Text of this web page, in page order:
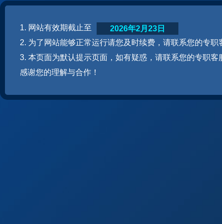
1. 网站有效期截止至
2. 为了网站能够正常运行请您及时续费，请联系您的专职
3. 本页面为默认提示页面，如有疑惑，请联系您的专职客
感谢您的理解与合作！
2026年2月23日